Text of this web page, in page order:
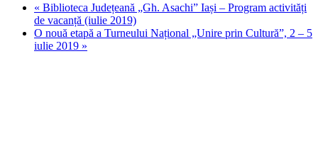
« Biblioteca Județeană „Gh. Asachi” Iași – Program activități
de vacanță (iulie 2019)
O nouă etapă a Turneului Național „Unire prin Cultură”, 2 – 5
iulie 2019 »